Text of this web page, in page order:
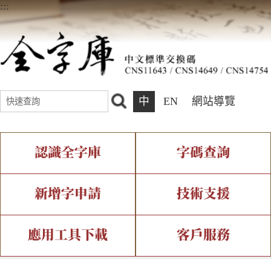
:::
中 EN 網站導覽
認識全字庫
全字庫介紹 全字庫現況
中文碼介紹 專有名詞介紹
字碼查詢
IDS查詢 部件查詢
複合查詢 注音查詢
新增字申請
新字申請處理流程
技術支援
字形即時顯示 造字解決方案
應用工具下載 客戶服務